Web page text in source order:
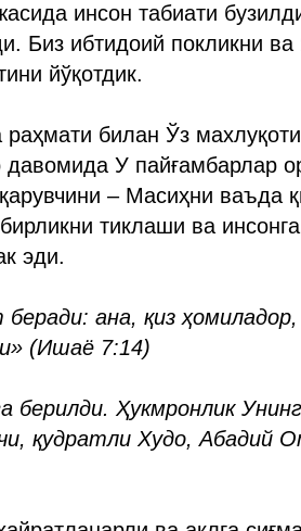
инсон табиати
Биз ибтидоий покликни ва
йўқотдик.
билан Ўз
У пайғамбарлар
– Масиҳни ваъда
тиклаши ва
эди.
ана, қиз ҳомиладор,
(Ишаё 7:14)
берилди. Ҳукмронлик Унинг
қудратли Худо, Абадий